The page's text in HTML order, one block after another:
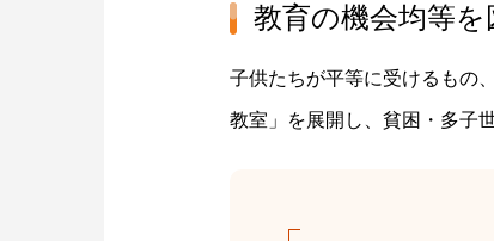
教育の機会均等を
子供たちが平等に受けるもの
教室」を展開し、貧困・多子